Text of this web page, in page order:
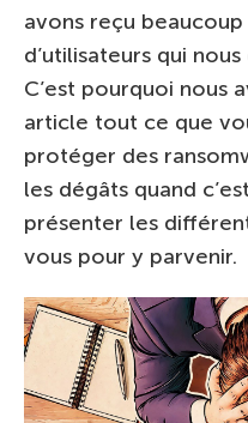
avons reçu
d’utilisateurs qui
C’est pourquoi nous
article tout ce que
protéger des
les dégâts quand
présenter les
vous pour y parvenir.